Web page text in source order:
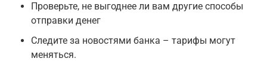
Проверьте, не выгоднее ли вам другие способы
отправки денег
Следите за новостями банка – тарифы могут
меняться.